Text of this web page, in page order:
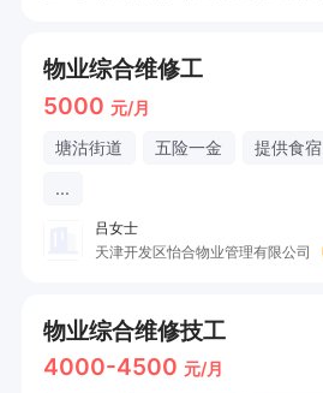
物业综合维修工
5000 元/月
塘沽街道 五险一金 提供食宿
...
吕女士
天津开发区怡合物业管理有限公司
物业综合维修技工
4000-4500 元/月